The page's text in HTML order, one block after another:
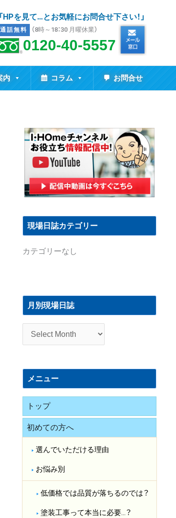
「HPを見て…とお気軽にお問合せ下さい！」
通話無料 （8時～18：30 月曜休業）
0120-40-5557
内 コラム お問合せ
現場日誌カテゴリー
カテゴリーなし
月別現場日誌
別
現
誌
メニュー
トップ
初めての方へ
選んでいただける理由
お悩み別
低価格では品質が落ちるのでは？​
塗装工事って本当に必要…？​